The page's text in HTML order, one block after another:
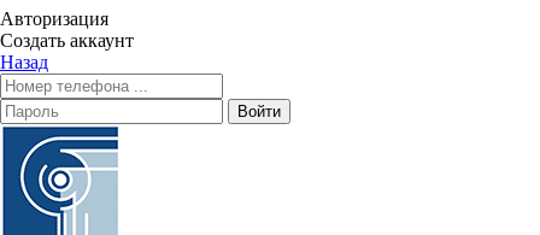
Авторизация
Создать аккаунт
Назад
Войти